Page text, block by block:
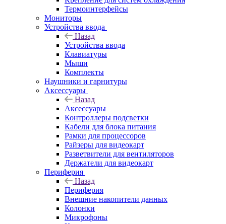
Термоинтерфейсы
Мониторы
Устройства ввода
Назад
Устройства ввода
Клавиатуры
Мыши
Комплекты
Наушники и гарнитуры
Аксессуары
Назад
Аксессуары
Контроллеры подсветки
Кабели для блока питания
Рамки для процессоров
Райзеры для видеокарт
Разветвители для вентиляторов
Держатели для видеокарт
Периферия
Назад
Периферия
Внешние накопители данных
Колонки
Микрофоны